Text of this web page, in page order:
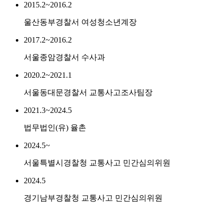
2015.2~2016.2
울산동부경찰서 여성청소년계장
2017.2~2016.2
서울종암경찰서 수사과
2020.2~2021.1
서울동대문경찰서 교통사고조사팀장
2021.3~2024.5
법무법인(유) 율촌
2024.5~
서울특별시경찰청 교통사고 민간심의위원
2024.5
경기남부경찰청 교통사고 민간심의위원